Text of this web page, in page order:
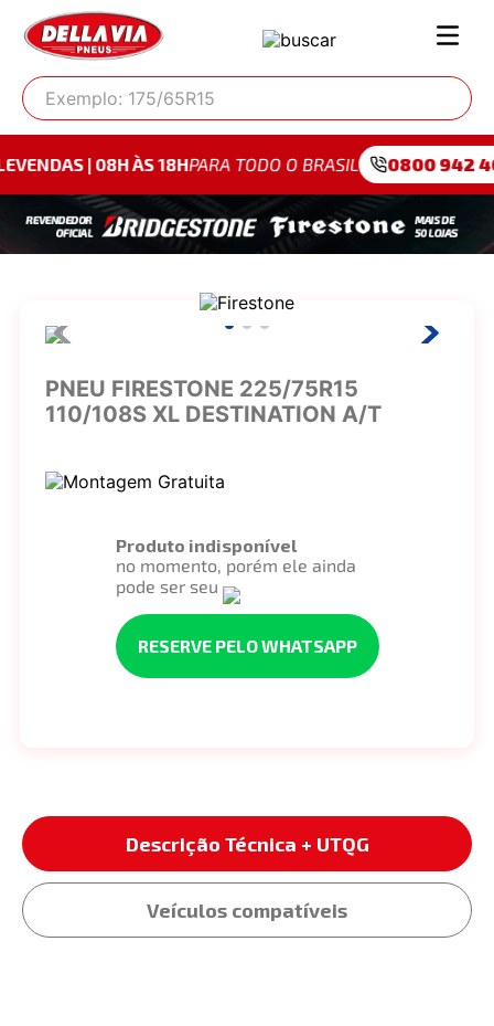
Exemplo: 175/65R15
ÀS 18H PARA TODO O BRASIL 0800 942 4095
PNEU FIRESTONE 225/75R15
110/108S XL DESTINATION A/T
Produto indisponível
no momento, porém ele ainda
pode ser seu
RESERVE PELO WHATSAPP
Descrição Técnica + UTQG
Veículos compatíveis